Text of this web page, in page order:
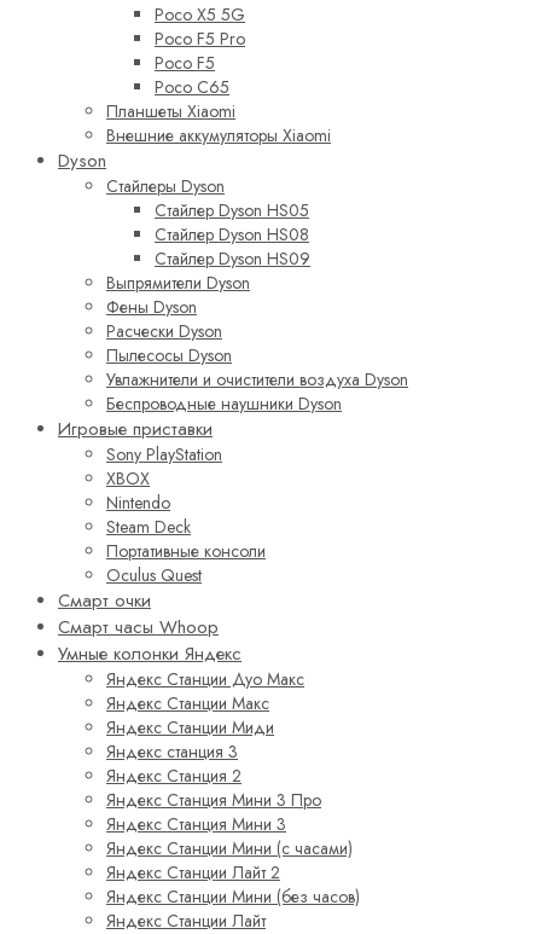
Poco X5 5G
Poco F5 Pro
Poco F5
Poco C65
Планшеты Xiaomi
Внешние аккумуляторы Xiaomi
Dyson
Стайлеры Dyson
Стайлер Dyson HS05
Стайлер Dyson HS08
Стайлер Dyson HS09
Выпрямители Dyson
Фены Dyson
Расчески Dyson
Пылесосы Dyson
Увлажнители и очистители воздуха Dyson
Беспроводные наушники Dyson
Игровые приставки
Sony PlayStation
XBOX
Nintendo
Steam Deck
Портативные консоли
Oculus Quest
Смарт очки
Смарт часы Whoop
Умные колонки Яндекс
Яндекс Станции Дуо Макс
Яндекс Станции Макс
Яндекс Станции Миди
Яндекс станция 3
Яндекс Станция 2
Яндекс Станция Мини 3 Про
Яндекс Станция Мини 3
Яндекс Станции Мини (с часами)
Яндекс Станции Лайт 2
Яндекс Станции Мини (без часов)
Яндекс Станции Лайт